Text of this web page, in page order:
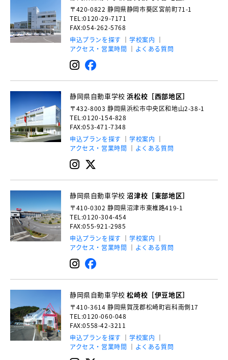
〒420-0822 静岡県静岡市葵区宮前町71-1
TEL:0120-29-7171
FAX:054-262-5768
申込プランを探す
学校案内
アクセス・営業時間
よくある質問
静岡県自動車学校浜松校［西部地区］
〒432-8003 静岡県浜松市中央区和地山2-38-1
TEL:0120-154-828
FAX:053-471-7348
申込プランを探す
学校案内
アクセス・営業時間
よくある質問
静岡県自動車学校沼津校［東部地区］
〒410-0302 静岡県沼津市東椎路419-1
TEL:0120-304-454
FAX:055-921-2985
申込プランを探す
学校案内
アクセス・営業時間
よくある質問
静岡県自動車学校松崎校［伊豆地区］
〒410-3614 静岡県賀茂郡松崎町岩科南側17
TEL:0120-060-048
FAX:0558-42-3211
申込プランを探す
学校案内
アクセス・営業時間
よくある質問